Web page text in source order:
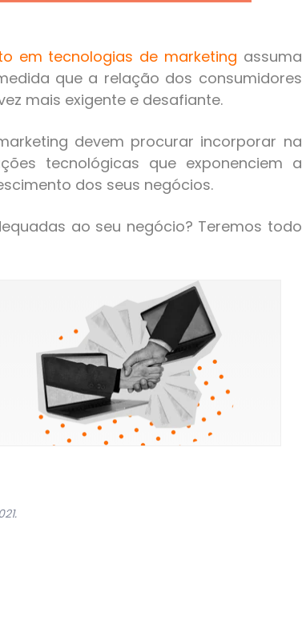
em tecnologias de marketing assuma
que a relação dos consumidores
mais exigente e desafiante.
devem procurar incorporar na
tecnológicas que exponenciem a
dos seus negócios.
ao seu negócio? Teremos todo